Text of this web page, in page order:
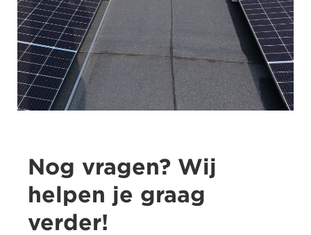
Nog vragen? Wij
helpen je graag
verder!